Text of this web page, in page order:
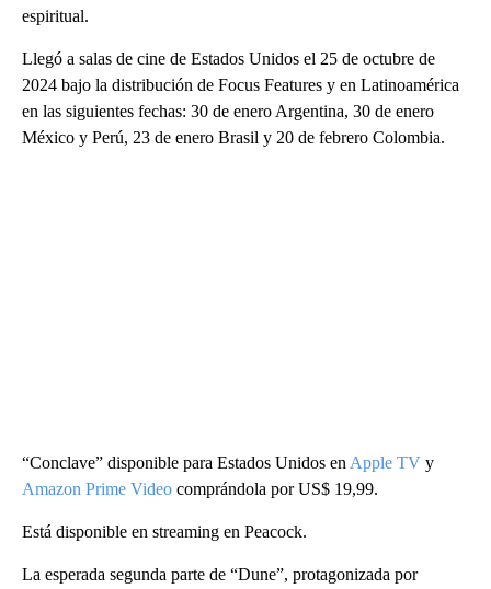
espiritual.
Llegó a salas de cine de Estados Unidos el 25 de octubre de
2024 bajo la distribución de Focus Features y en Latinoamérica
en las siguientes fechas: 30 de enero Argentina, 30 de enero
México y Perú, 23 de enero Brasil y 20 de febrero Colombia.
“Conclave” disponible para Estados Unidos en Apple TV y
Amazon Prime Video comprándola por US$ 19,99.
Está disponible en streaming en Peacock.
La esperada segunda parte de “Dune”, protagonizada por